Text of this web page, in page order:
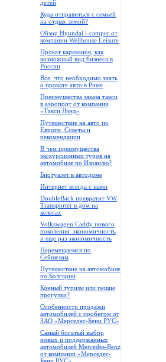
детей
Куда отправиться с семьей
на отдых зимой?
Обзор Hyundai i-camper от
компании Wellhouse Leisure
Прокат караванов, как
возможный вид бизнеса в
России
Все, что необходимо знать
о прокате авто в Риме
Преимущества заказа такси
в аэропорт от компании
«Такси Лэнд»
Путешествие на авто по
Европе. Советы и
рекомендации
В чем преимущества
экскурсионных туров на
автомобиле по Израилю?
Биотуалет в автодоме
Интернет всегда с нами
DoubleBack превратит VW
Transporter в дом на
колесах
Volkswagen Caddy нового
поколения: экономичность
и еще раз экономичность
Перемещаемся по
Сейшелам
Путешествие на автомобиле
по Болгарии
Конный туризм или пешие
прогулки?
Особенности продажи
автомобилей с пробегом от
ЗАО «Мерседес-Бенц РУС»
Самый богатый выбор
новых и поддержанных
автомобилей Mercedes-Benz
от компании «Мерседес-